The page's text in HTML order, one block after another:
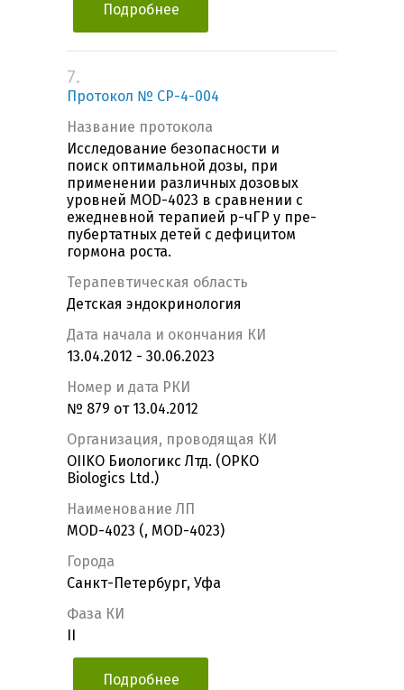
Подробнее
7.
Протокол № СР-4-004
Название протокола
Исследование безопасности и
поиск оптимальной дозы, при
применении различных дозовых
уровней MOD-4023 в сравнении с
ежедневной терапией р-чГР у пре-
пубертатных детей с дефицитом
гормона роста.
Терапевтическая область
Детская эндокринология
Дата начала и окончания КИ
13.04.2012 - 30.06.2023
Номер и дата РКИ
№ 879 от 13.04.2012
Организация, проводящая КИ
OIIKO Биологикс Лтд. (OPKO
Biologics Ltd.)
Наименование ЛП
MOD-4023 (, MOD-4023)
Города
Санкт-Петербург, Уфа
Фаза КИ
Подробнее